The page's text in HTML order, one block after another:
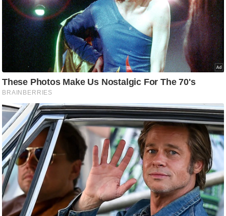
N
e
w
ला
इ
फ
स्टा
इ
ल
टे
क्नॉ
लॉ
जी
ब्यू
टी